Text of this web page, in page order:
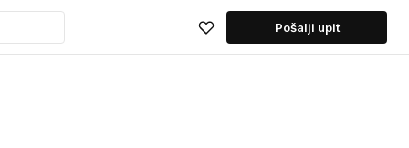
Pošalji upit